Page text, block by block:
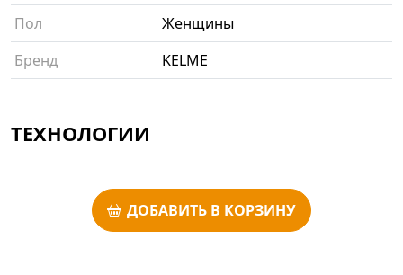
Пол
Женщины
Бренд
KELME
ТЕХНОЛОГИИ
ДОБАВИТЬ В КОРЗИНУ